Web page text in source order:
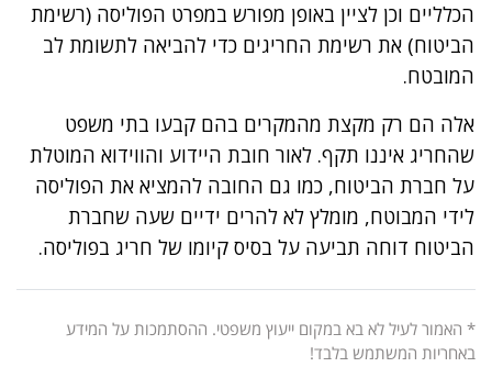
הכלליים וכן לציין באופן מפורש במפרט הפוליסה (רשימת
הביטוח) את רשימת החריגים כדי להביאה לתשומת לב
המובטח.
אלה הם רק מקצת מהמקרים בהם קבעו בתי משפט
שהחריג איננו תקף. לאור חובת היידוע והווידוא המוטלת
על חברת הביטוח, כמו גם החובה להמציא את הפוליסה
לידי המבוטח, מומלץ לא להרים ידיים שעה שחברת
הביטוח דוחה תביעה על בסיס קיומו של חריג בפוליסה.
* האמור לעיל לא בא במקום ייעוץ משפטי. ההסתמכות על המידע
באחריות המשתמש בלבד!